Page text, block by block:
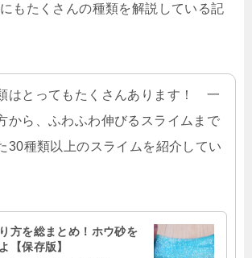
もたくさんの種類を解説している記
はとってもたくさんあります！ 一
から、ふわふわ伸びるスライムまで
30種類以上のスライムを紹介してい
方を総まとめ！ホウ砂を
【保存版】